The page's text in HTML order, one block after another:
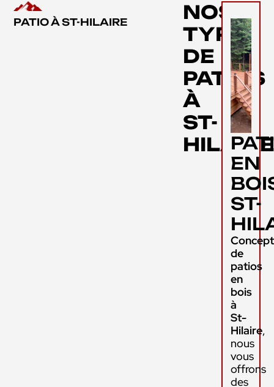
PATIO À ST-HILAIRE
NOS
TYPES
DE
PATIOS
À
ST-
HILAIRE
EN
ST-
de
patios
en
bois
à
St-
Hilaire,
nous
vous
offrons
des